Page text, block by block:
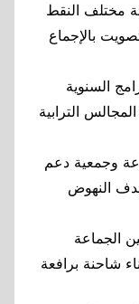
مختلف النقط
بالإجماع
السنوية
الترابية
وجمعية دعم
النهوض
الجماعة
شاحنة برافعة